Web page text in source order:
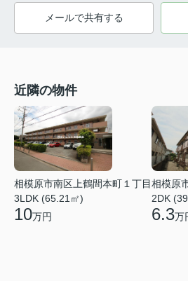
メールで共有する
近隣の物件
相模原市南区上鶴間本町１丁目
3LDK (65.21㎡)
10万円
相模原
2DK
6.3万